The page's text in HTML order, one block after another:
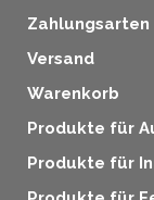
Zahlungsarten
Versand
Warenkorb
Produkte für
Produkte für